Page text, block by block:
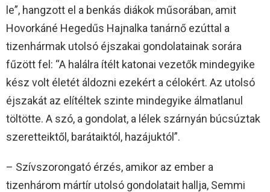
le”, hangzott el a benkás diákok műsorában, amit
Hovorkáné Hegedűs Hajnalka tanárnő ezúttal a
tizenhármak utolsó éjszakai gondolatainak sorára
fűzött fel: “A halálra ítélt katonai vezetők mindegyike
kész volt életét áldozni ezekért a célokért. Az utolsó
éjszakát az elítéltek szinte mindegyike álmatlanul
töltötte. A szó, a gondolat, a lélek szárnyán búcsúztak
szeretteiktől, barátaiktól, hazájuktól”.
– Szívszorongató érzés, amikor az ember a
tizenhárom mártír utolsó gondolatait hallja, Semmi